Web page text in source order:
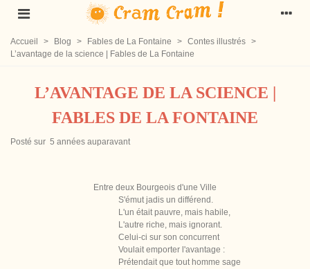
Accueil > Blog > Fables de La Fontaine > Contes illustrés >
L’avantage de la science | Fables de La Fontaine
L’AVANTAGE DE LA SCIENCE |
FABLES DE LA FONTAINE
Posté sur 5 années auparavant
Entre deux Bourgeois d'une Ville
S'émut jadis un différend.
L'un était pauvre, mais habile,
L'autre riche, mais ignorant.
Celui-ci sur son concurrent
Voulait emporter l'avantage :
Prétendait que tout homme sage